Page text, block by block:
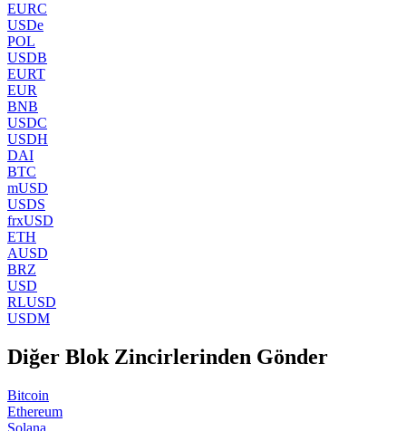
EURC
USDe
POL
USDB
EURT
EUR
BNB
USDC
USDH
DAI
BTC
mUSD
USDS
frxUSD
ETH
AUSD
BRZ
USD
RLUSD
USDM
Diğer Blok Zincirlerinden Gönder
Bitcoin
Ethereum
Solana